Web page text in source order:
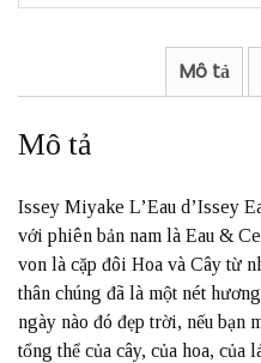
Mô tả
Mô tả
Issey Miyake L’Eau d’Issey
với phiên bản nam là Eau &
von là cặp đôi Hoa và Cây từ
thân chúng đã là một nét
ngày nào đó đẹp trời, nếu bạn
tổng thể của cây, của hoa, của